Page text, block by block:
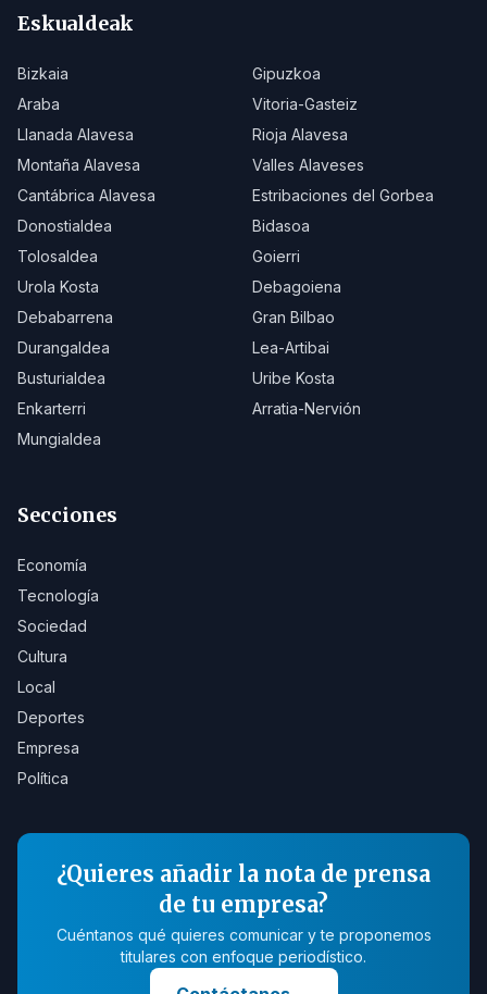
Eskualdeak
Bizkaia
Gipuzkoa
Araba
Vitoria-Gasteiz
Llanada Alavesa
Rioja Alavesa
Montaña Alavesa
Valles Alaveses
Cantábrica Alavesa
Estribaciones del Gorbea
Donostialdea
Bidasoa
Tolosaldea
Goierri
Urola Kosta
Debagoiena
Debabarrena
Gran Bilbao
Durangaldea
Lea-Artibai
Busturialdea
Uribe Kosta
Enkarterri
Arratia-Nervión
Mungialdea
Secciones
Economía
Tecnología
Sociedad
Cultura
Local
Deportes
Empresa
Política
¿Quieres añadir la nota de prensa
de tu empresa?
Cuéntanos qué quieres comunicar y te proponemos
titulares con enfoque periodístico.